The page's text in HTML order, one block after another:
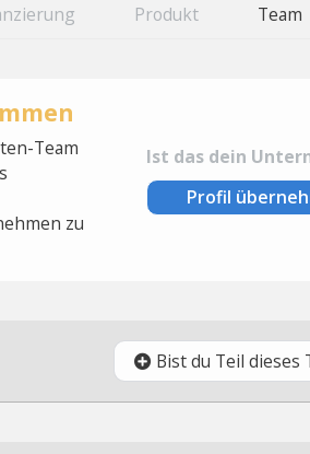
Produkt Team
Team
zu
Ist das dein
Profil
Bist du Teil dieses